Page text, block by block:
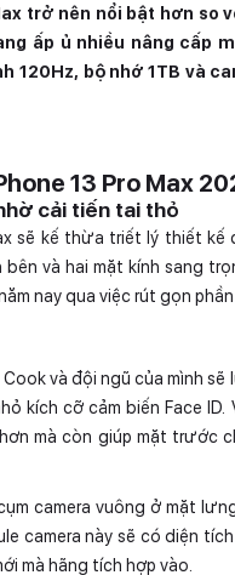
trở nên nổi bật hơn so
ấp ủ nhiều nâng cấp
120Hz, bộ nhớ 1TB và
13 Pro Max
cải tiến tai thỏ
sẽ kế thừa triết lý thiết
và hai mặt kính sang
nay qua việc rút gọn phần
và đội ngũ của mình
kích cỡ cảm biến Face
mà còn giúp mặt trước
camera vuông ở mặt
camera này sẽ có diện
mà hãng tích hợp vào.